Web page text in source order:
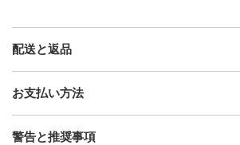
配送と返品
お支払い方法
警告と推奨事項